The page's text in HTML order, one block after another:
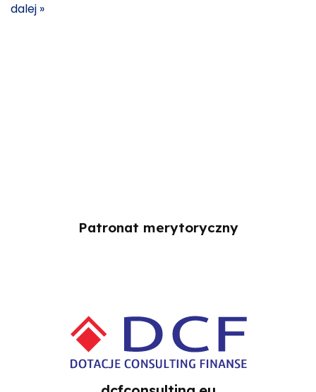
dalej »
Patronat merytoryczny